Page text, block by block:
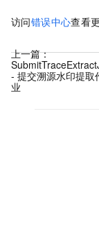
访问错误中心查看
上一篇：
- 提交溯源水印提取
业